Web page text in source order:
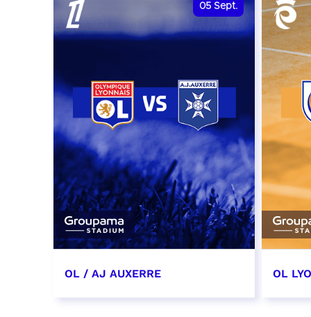
05 Sept.
OL / AJ AUXERRE OL